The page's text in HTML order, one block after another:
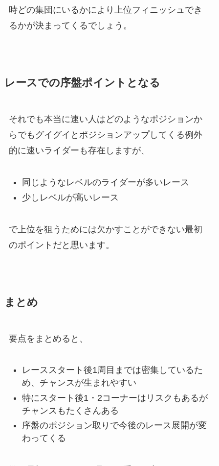
時どの集団にいるかにより上位フィニッシュでき
るかが決まってくるでしょう。
レースでの序盤ポイントとなる
それでも本当に速い人はどのようなポジションか
らでもグイグイとポジションアップしてくる例外
的に速いライダーも存在しますが、
同じようなレベルのライダーが多いレース
少しレベルが高いレース
で上位を狙うためには欠かすことができない最初
のポイントだと思います。
まとめ
要点をまとめると、
レーススタート後1周目までは密集しているた
め、チャンスが生まれやすい
特にスタート後1・2コーナーはリスクもあるが
チャンスもたくさんある
序盤のポジション取りで今後のレース展開が変
わってくる